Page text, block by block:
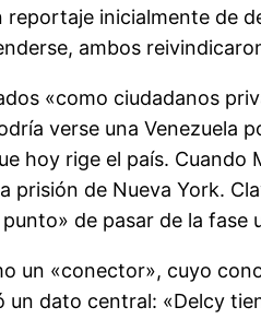
inicialmente de
ambos
«como ciudadanos
verse una Venezuela
hoy rige el país. Cuando
prisión de Nueva York.
de pasar de la
un «conector», cuyo
un dato central: «Delcy